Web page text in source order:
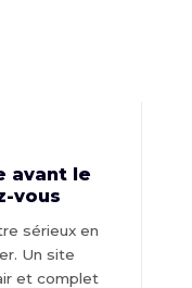
avant le
vous
sérieux en
Un site
et complet